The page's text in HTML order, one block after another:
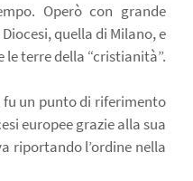
Operò con grande
quella di Milano, e
terre della “cristianità”.
un punto di riferimento
europee grazie alla sua
riportando l’ordine nella